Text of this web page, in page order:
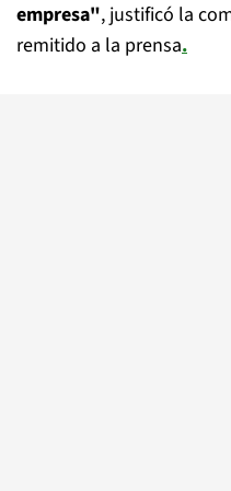
empresa", justificó la
remitido a la prensa.